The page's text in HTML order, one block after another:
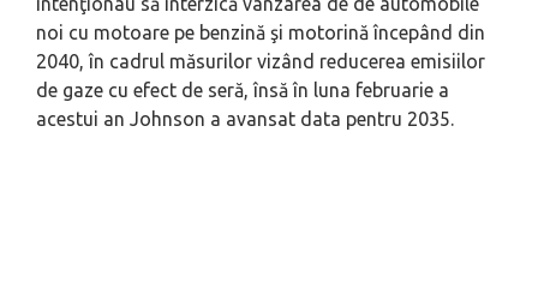
noi cu motoare pe benzină şi motorină începând din
2040, în cadrul măsurilor vizând reducerea emisiilor
de gaze cu efect de seră, însă în luna februarie a
acestui an Johnson a avansat data pentru 2035.